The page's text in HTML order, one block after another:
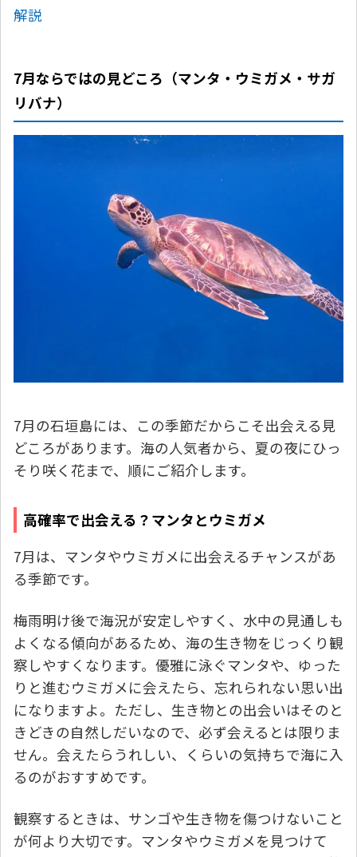
解説
7月ならではの見どころ（マンタ・ウミガメ・サガ
リバナ）
7月の石垣島には、この季節だからこそ出会える見
どころがあります。海の人気者から、夏の夜にひっ
そり咲く花まで、順にご紹介します。
高確率で出会える？マンタとウミガメ
7月は、マンタやウミガメに出会えるチャンスがあ
る季節です。
梅雨明け後で海況が安定しやすく、水中の見通しも
よくなる傾向があるため、海の生き物をじっくり観
察しやすくなります。優雅に泳ぐマンタや、ゆった
りと進むウミガメに会えたら、忘れられない思い出
になりますよ。ただし、生き物との出会いはそのと
きどきの自然しだいなので、必ず会えるとは限りま
せん。会えたらうれしい、くらいの気持ちで海に入
るのがおすすめです。
観察するときは、サンゴや生き物を傷つけないこと
が何より大切です。マンタやウミガメを見つけて